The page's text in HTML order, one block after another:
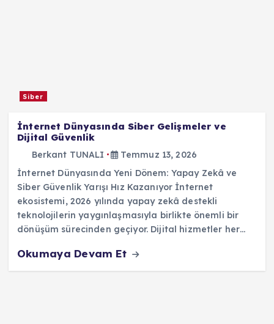
Siber
İnternet Dünyasında Siber Gelişmeler ve
Dijital Güvenlik
Berkant TUNALI
Temmuz 13, 2026
İnternet Dünyasında Yeni Dönem: Yapay Zekâ ve
Siber Güvenlik Yarışı Hız Kazanıyor İnternet
ekosistemi, 2026 yılında yapay zekâ destekli
teknolojilerin yaygınlaşmasıyla birlikte önemli bir
dönüşüm sürecinden geçiyor. Dijital hizmetler her…
Okumaya Devam Et